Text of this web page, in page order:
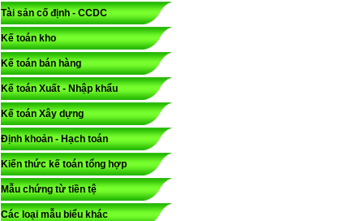
Tài sản cố định - CCDC
Kế toán kho
Kế toán bán hàng
Kế toán Xuất - Nhập khẩu
Kế toán Xây dựng
Định khoản - Hạch toán
Kiến thức kế toán tổng hợp
Mẫu chứng từ tiền tệ
Các loại mẫu biểu khác